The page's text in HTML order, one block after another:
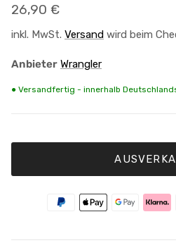
Normaler Preis
26,90 €
inkl. MwSt. Versand wird beim
Anbieter Wrangler
● Versandfertig - innerhalb